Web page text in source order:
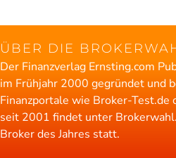
ÜBER DIE
Der Finanzverlag Ernsting.com
im Frühjahr 2000 gegründet und
Finanzportale wie Broker-
seit 2001 findet unter
Broker des Jahres statt.